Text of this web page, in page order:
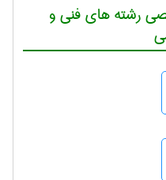
رشته های فنی و